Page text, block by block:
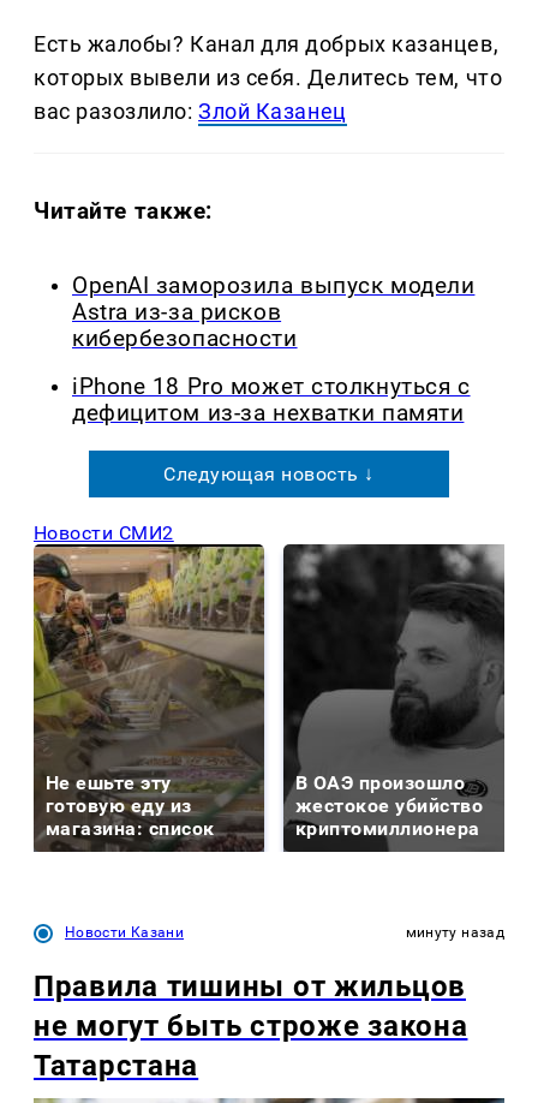
Есть жалобы? Канал для добрых казанцев,
которых вывели из себя. Делитеcь тем, что
вас разозлило:Злой Казанец
Читайте также:
OpenAI заморозила выпуск модели
Astra из-за рисков
кибербезопасности
iPhone 18 Pro может столкнуться с
дефицитом из-за нехватки памяти
Следующая новость ↓
Новости СМИ2
Не ешьте эту
готовую еду из
магазина: список
В ОАЭ произошло
жестокое убийство
криптомиллионера
Новости Казани минуту назад
Правила тишины от жильцов
не могут быть строже закона
Татарстана